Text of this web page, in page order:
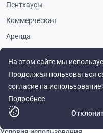
На этом сайте мы
Продолжая пользоваться
согласие на
Подробнее
Пентхаусы
Коммерческая
Аренда
© Cyprus